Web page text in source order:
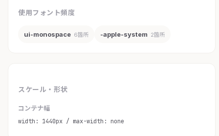
使用フォント頻度
ui-monospace 6箇所 -apple-system 2箇所
スケール・形状
コンテナ幅
width: 1440px / max-width: none